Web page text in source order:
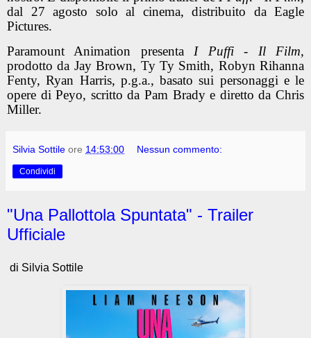
dal 27 agosto solo al cinema, distribuito da Eagle
Pictures.
Paramount Animation presentaI Puffi - Il Film,
prodotto da Jay Brown, Ty Ty Smith, Robyn Rihanna
Fenty, Ryan Harris, p.g.a., basato sui personaggi e le
opere di Peyo, scritto da Pam Brady e diretto da Chris
Miller.
Silvia Sottile ore 14:53:00 Nessun commento:
Condividi
"Una Pallottola Spuntata" - Trailer
Ufficiale
di Silvia Sottile